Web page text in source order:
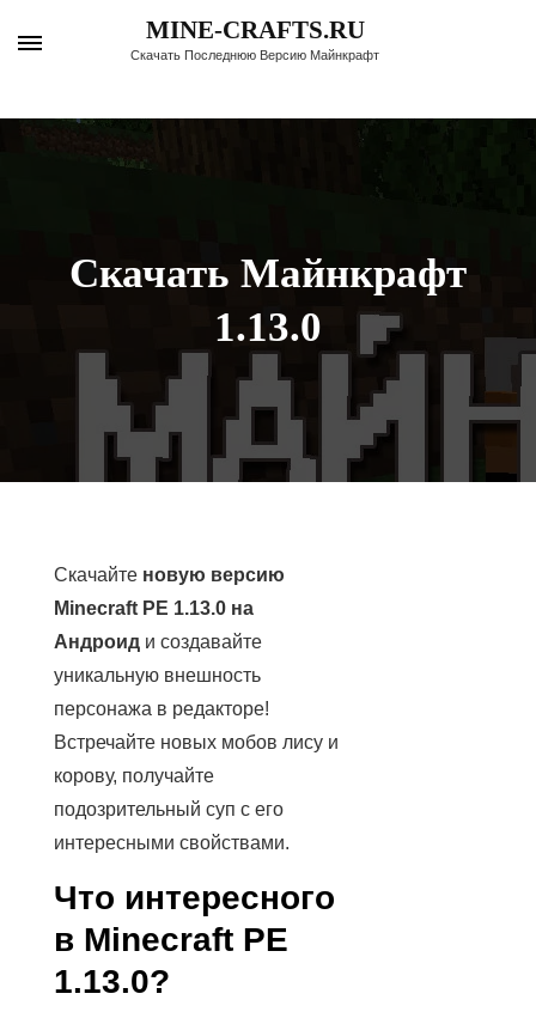
(нажмите
MINE-CRAFTS.RU
Скачать Последнюю Версию Майнкрафт
Скачать Майнкрафт
1.13.0
Скачайте новую версию
Minecraft PE 1.13.0 на
Андроид и создавайте
уникальную внешность
персонажа в редакторе!
Встречайте новых мобов лису и
корову, получайте
подозрительный суп с его
интересными свойствами.
Что интересного
в Minecraft PE
1.13.0?